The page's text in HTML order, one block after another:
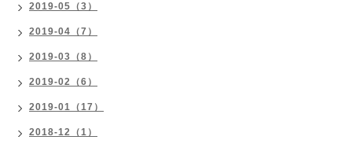
2019-05（3）
2019-04（7）
2019-03（8）
2019-02（6）
2019-01（17）
2018-12（1）